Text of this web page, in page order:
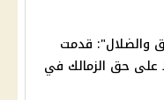
والضلال": قدمت
على حق الزمالك في